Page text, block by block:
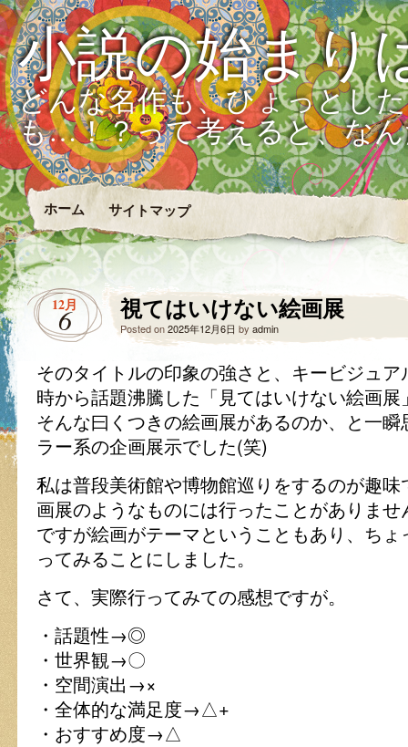
小説の始まり
どんな名作も、ひょっとし
も…！？って考えると、な
ホーム サイトマップ
12月
6 視てはいけない絵画展
Posted on2025年12月6日 by admin
そのタイトルの印象の強さと、キービジュ
時から話題沸騰した「見てはいけない絵画展
そんな曰くつきの絵画展があるのか、と一
ラー系の企画展示でした(笑)
私は普段美術館や博物館巡りをするのが趣
画展のようなものには行ったことがありませ
ですが絵画がテーマということもあり、ち
ってみることにしました。
さて、実際行ってみての感想ですが。
・話題性→◎
・世界観→〇
・空間演出→×
・全体的な満足度→△+
・おすすめ度→△